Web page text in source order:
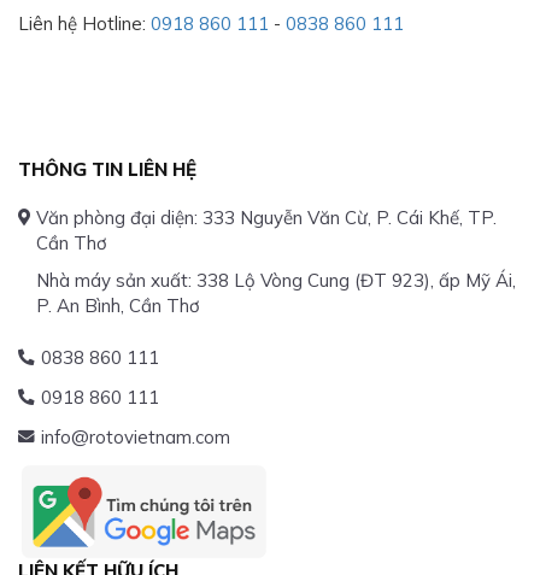
Liên hệ Hotline: 0918 860 111 - 0838 860 111
THÔNG TIN LIÊN HỆ
Văn phòng đại diện: 333 Nguyễn Văn Cừ, P. Cái Khế, TP.
Cần Thơ
Nhà máy sản xuất: 338 Lộ Vòng Cung (ĐT 923), ấp Mỹ Ái,
P. An Bình, Cần Thơ
0838 860 111
0918 860 111
info@rotovietnam.com